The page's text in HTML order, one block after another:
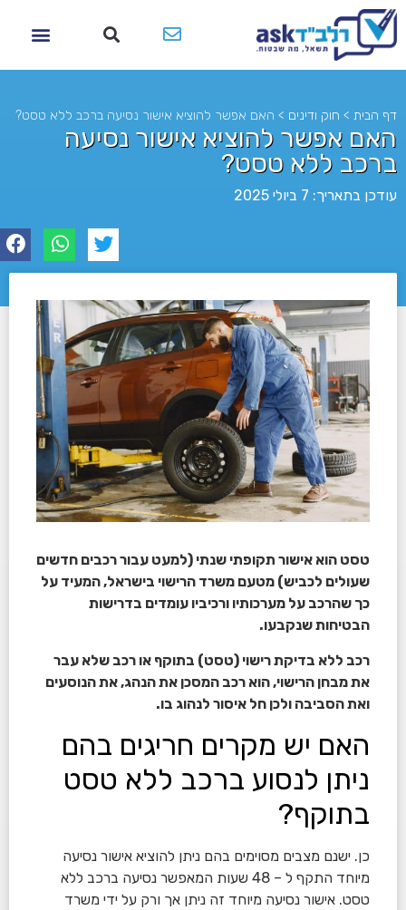
דף הבית > חוק ודינים > האם אפשר להוציא אישור נסיעה ברכב ללא טסט?
האם אפשר להוציא אישור נסיעה
ברכב ללא טסט?
עודכן בתאריך: 7 ביולי 2025
לא
טסט הוא אישור תקופתי שנתי (למעט עבור רכבים חדשים
שעולים לכביש) מטעם משרד הרישוי בישראל, המעיד על
כך שהרכב על מערכותיו ורכיביו עומדים בדרישות
הבטיחות שנקבעו.
רכב ללא בדיקת רישוי (טסט) בתוקף או רכב שלא עבר
את מבחן הרישוי, הוא רכב המסכן את הנהג, את הנוסעים
ואת הסביבה ולכן חל איסור לנהוג בו.
האם יש מקרים חריגים בהם
ניתן לנסוע ברכב ללא טסט
בתוקף?
כן. ישנם מצבים מסוימים בהם ניתן להוציא אישור נסיעה
מיוחד התקף ל – 48 שעות המאפשר נסיעה ברכב ללא
טסט. אישור נסיעה מיוחד זה ניתן אך ורק על ידי משרד